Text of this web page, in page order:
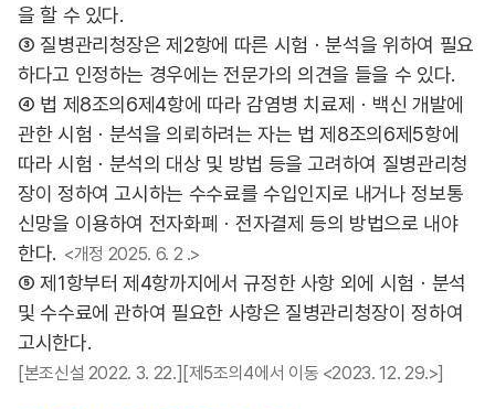
을 할 수 있다.
③ 질병관리청장은 제2항에 따른 시험ㆍ분석을 위하여 필요
하다고 인정하는 경우에는 전문가의 의견을 들을 수 있다.
④ 법 제8조의6제4항에 따라 감염병 치료제ㆍ백신 개발에
관한 시험ㆍ분석을 의뢰하려는 자는 법 제8조의6제5항에
따라 시험ㆍ분석의 대상 및 방법 등을 고려하여 질병관리청
장이 정하여 고시하는 수수료를 수입인지로 내거나 정보통
신망을 이용하여 전자화폐ㆍ전자결제 등의 방법으로 내야
한다. <개정 2025. 6. 2 .>
⑤ 제1항부터 제4항까지에서 규정한 사항 외에 시험ㆍ분석
및 수수료에 관하여 필요한 사항은 질병관리청장이 정하여
고시한다.
[본조신설 2022. 3. 22.][제5조의4에서 이동 <2023. 12. 29.>]